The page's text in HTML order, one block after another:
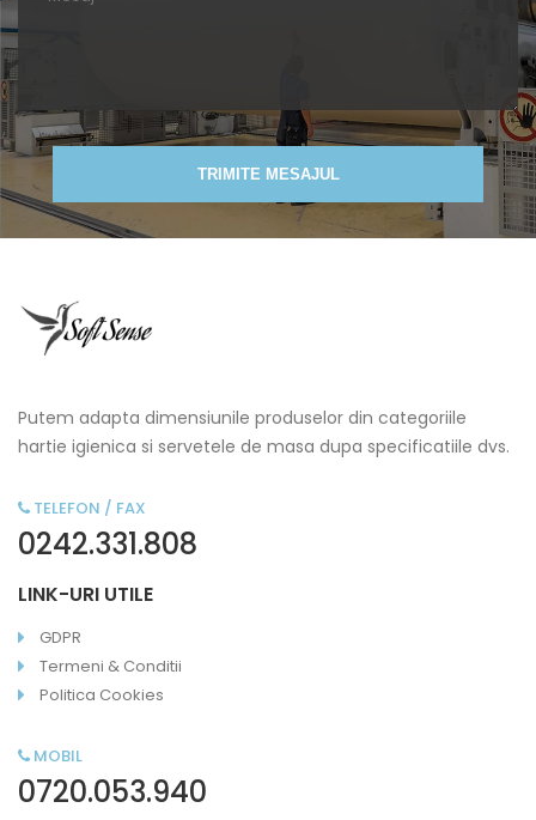
TRIMITE MESAJUL
Putem adapta dimensiunile produselor din categoriile
hartie igienica si servetele de masa dupa specificatiile dvs.
TELEFON / FAX
0242.331.808
LINK-URI UTILE
GDPR
Termeni & Conditii
Politica Cookies
MOBIL
0720.053.940